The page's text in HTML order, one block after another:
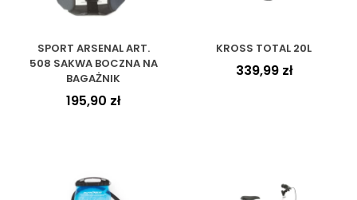
SPORT ARSENAL ART.
508 SAKWA BOCZNA NA
BAGAŻNIK
195,90 zł
KROSS TOTAL 20L
339,99 zł